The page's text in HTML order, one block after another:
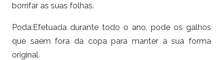
borrifar as suas folhas.
Poda:Efetuada durante todo o ano, pode os galhos
que saem fora da copa para manter a sua forma
original.